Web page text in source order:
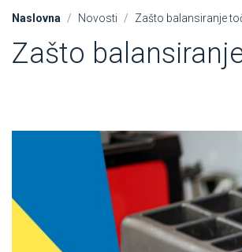
Naslovna Novosti Zašto balansiranje
Zašto